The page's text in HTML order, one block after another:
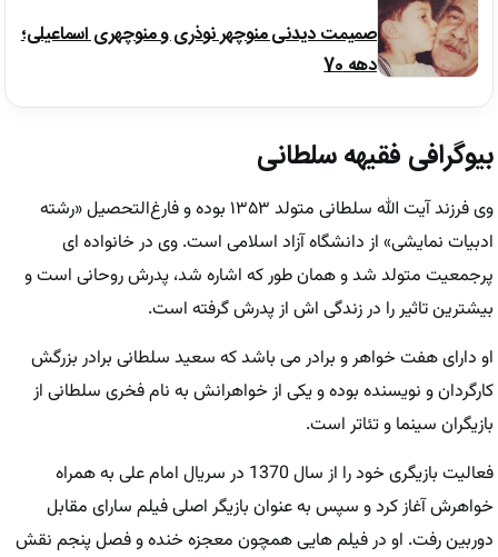
صمیمت دیدنی منوچهر نوذری و منوچهری اسماعیلی؛
دهه 70
بیوگرافی فقیهه سلطانی
وی فرزند آیت الله سلطانی متولد ۱۳۵۳ بوده و فارغ‌التحصیل «رشته
ادبیات نمایشی» از دانشگاه آزاد اسلامی است. وی در خانواده ای
پرجمعیت متولد شد و همان طور که اشاره شد، پدرش روحانی است و
بیشترین تاثیر را در زندگی اش از پدرش گرفته است.
او دارای هفت خواهر و برادر می باشد که سعید سلطانی برادر بزرگش
کارگردان و نویسنده بوده و یکی از خواهرانش به نام فخری سلطانی از
بازیگران سینما و تئاتر است.
فعالیت بازیگری خود را از سال 1370 در سریال امام علی به همراه
خواهرش آغاز کرد و سپس به عنوان بازیگر اصلی فیلم سارای مقابل
دوربین رفت. او در فیلم هایی همچون معجزه خنده و فصل پنجم نقش